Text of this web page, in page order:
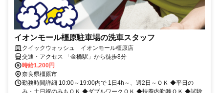
イオンモール橿原駐車場の洗車スタッフ
クイックウォッシュ イオンモール橿原店
交通・アクセス 「金橋駅」から徒歩8分
時給1,200円
奈良県橿原市
勤務時間詳細 10:00～19:00内で 1日4h～、週2日～ＯＫ ◆平日の